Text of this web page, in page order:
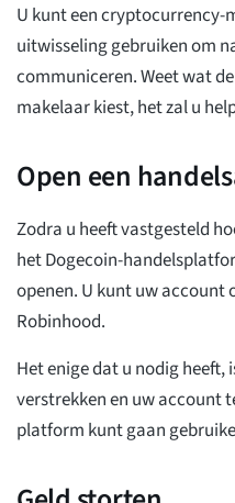
U kunt een
uitwisseling gebruiken om
communiceren. Weet wat
makelaar kiest, het zal u
Open een
Zodra u heeft vastgesteld
het Dogecoin-
openen. U kunt uw account
Robinhood.
Het enige dat u nodig heeft,
verstrekken en uw account
platform kunt gaan